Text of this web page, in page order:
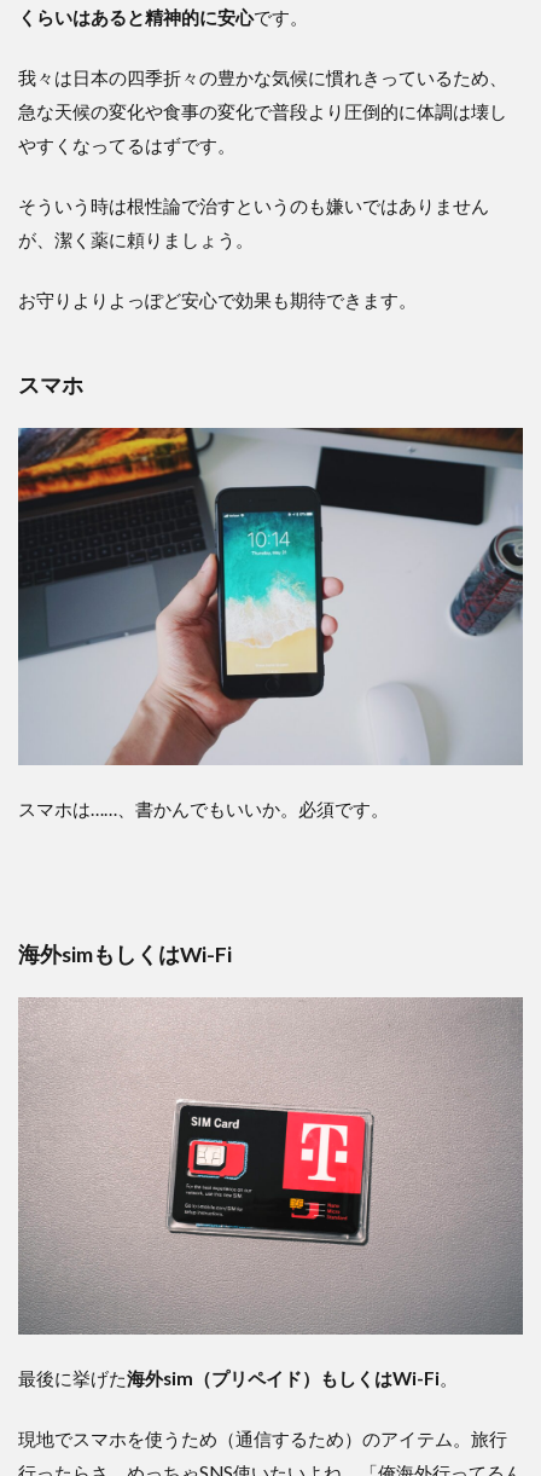
くらいはあると精神的に安心です。
我々は日本の四季折々の豊かな気候に慣れきっているため、
急な天候の変化や食事の変化で普段より圧倒的に体調は壊し
やすくなってるはずです。
そういう時は根性論で治すというのも嫌いではありません
が、潔く薬に頼りましょう。
お守りよりよっぽど安心で効果も期待できます。
スマホ
スマホは……、書かんでもいいか。必須です。
海外simもしくはWi-Fi
最後に挙げた海外sim（プリペイド）もしくはWi-Fi。
現地でスマホを使うため（通信するため）のアイテム。旅行